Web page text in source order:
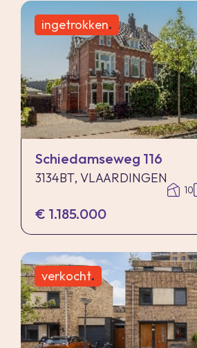
ingetrokken.
Schiedamseweg 116
3134BT, VLAARDINGEN
10
€ 1.185.000
verkocht.